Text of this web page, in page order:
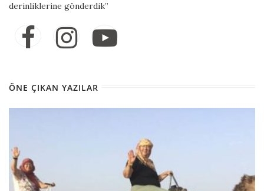
derinliklerine gönderdik”
ÖNE ÇIKAN YAZILAR